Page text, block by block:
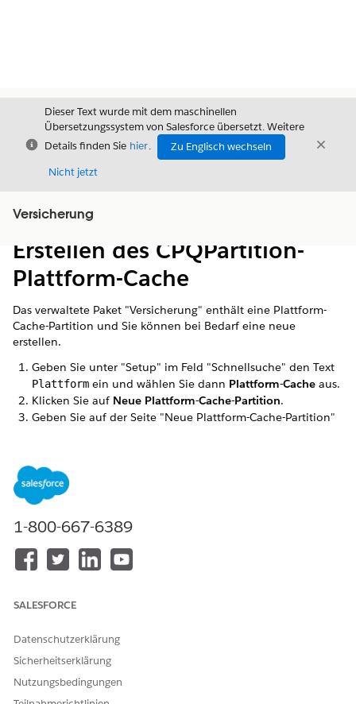
Schließen
Dieser Text wurde mit dem maschinellen
Übersetzungssystem von Salesforce übersetzt. Weitere
Details finden Sie hier.
Zu Englisch wechseln
Nicht jetzt
VersicherungInhalt anzeigen
Inhalt
Erstellen des CPQPartition-
Plattform-Cache
Das verwaltete Paket "Versicherung" enthält eine Plattform-
Cache-Partition und Sie können bei Bedarf eine neue
erstellen.
Geben Sie unter "Setup" im Feld "Schnellsuche" den Text
Plattform ein und wählen Sie dann Plattform-Cache aus.
Klicken Sie auf Neue Plattform-Cache-Partition.
Geben Sie auf der Seite "Neue Plattform-Cache-Partition"
Bezeichnung
"Organisation" eine Zahl zwischen 1 und 5 ein. Eine wird
Feld "Organisation" eine Zahl zwischen einem und dem
Speichern Sie die neue Plattform-Cache-Partition.
1-800-667-6389
SALESFORCE
Datenschutzerklärung
Sicherheitserklärung
Nutzungsbedingungen